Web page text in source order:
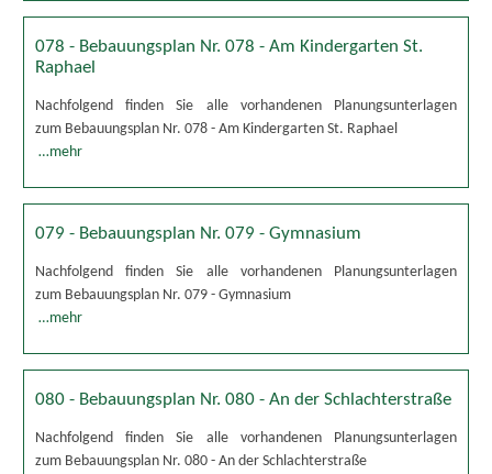
078 - Bebauungsplan Nr. 078 - Am Kindergarten St.
Raphael
Nachfolgend finden Sie alle vorhandenen Planungsunterlagen
zum Bebauungsplan Nr. 078 - Am Kindergarten St. Raphael
…mehr
079 - Bebauungsplan Nr. 079 - Gymnasium
Nachfolgend finden Sie alle vorhandenen Planungsunterlagen
zum Bebauungsplan Nr. 079 - Gymnasium
…mehr
080 - Bebauungsplan Nr. 080 - An der Schlachterstraße
Nachfolgend finden Sie alle vorhandenen Planungsunterlagen
zum Bebauungsplan Nr. 080 - An der Schlachterstraße